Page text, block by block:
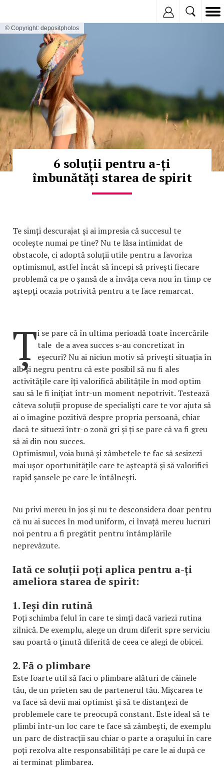
© Copyright: depositphotos
6 soluții pentru a-ți
îmbunătăți starea de spirit
Te simți descurajat și ai impresia că succesul te
ocolește numai pe tine? Nu te lăsa intimidat de
obstacole, ci adoptă soluții utile pentru a favoriza
optimismul, astfel încât să începi să privești fiecare
problemă ca pe o șansă de a învăța ceva nou în timp ce
aștepți ocazia potrivită pentru a te face remarcat.
Ți se pare că în ultima perioadă toate încercările
tale de a avea succes s-au concretizat în
eșecuri? Nu ai niciun motiv să privești situația în
alb și negru pentru că este posibil să nu fi ales
activitățile care îți valorifică abilitățile în mod optim
sau să le fi inițiat într-un moment nepotrivit. Testează
câteva soluții propuse de specialiști care te vor ajuta să
ai o imagine pozitivă despre propria persoană, chiar
dacă te situezi într-o zonă gri și ți se pare că va fi greu
să ai din nou succes.
Optimismul, voia bună și zâmbetele te fac să sesizezi
mai ușor oportunitățile care te așteaptă și să valorifici
rapid șansele pe care le întâlnești.
Nu privi mereu în jos și nu te desconsidera doar pentru
că nu ai succes în mod uniform, ci învață mereu lucruri
noi pentru a fi pregătit pentru întâmplările
neprevăzute.
Iată ce soluții poți aplica pentru a-ți
ameliora starea de spirit:
1. Ieși din rutină
Poți schimba felul în care te simți dacă variezi rutina
zilnică. De exemplu, alege un drum diferit spre serviciu
sau poartă o ținută diferită de ceea ce alegi de obicei.
2. Fă o plimbare
Este foarte util să faci o plimbare alături de câinele
tău, de un prieten sau de partenerul tău. Mișcarea te
va face să devii mai optimist și să te distanțezi de
problemele care te preocupă constant. Este ideal să te
plimbi într-un loc care te face să zâmbești, de exemplu
un parc de distracții sau chiar o parte a orașului în care
poți rezolva alte responsabilități pe care le ai după ce
ai terminat plimbarea.